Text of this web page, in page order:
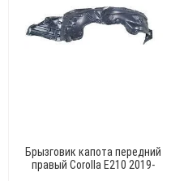
Брызговик капота передний
правый Corolla E210 2019-